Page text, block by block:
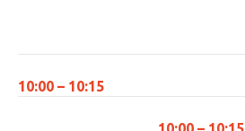
10:00 – 10:15